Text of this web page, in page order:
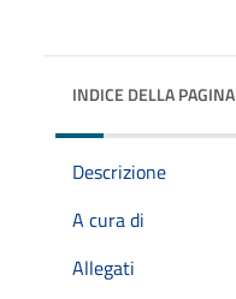
INDICE DELLA PAGINA
Descrizione
A cura di
Allegati